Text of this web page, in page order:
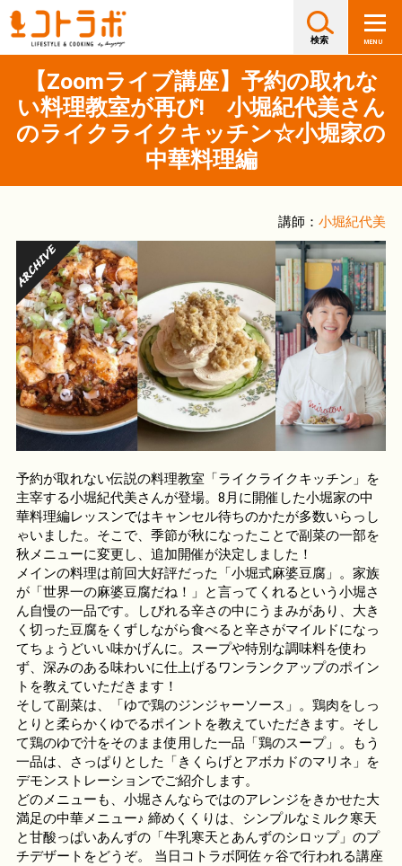
【Zoomライブ講座】予約の取れな
い料理教室が再び! 小堀紀代美さん
のライクライクキッチン☆小堀家の
中華料理編
講師：小堀紀代美
予約が取れない伝説の料理教室「ライクライクキッチン」を
主宰する小堀紀代美さんが登場。8月に開催した小堀家の中
華料理編レッスンではキャンセル待ちのかたが多数いらっし
ゃいました。そこで、季節が秋になったことで副菜の一部を
秋メニューに変更し、追加開催が決定しました！
メインの料理は前回大好評だった「小堀式麻婆豆腐」。家族
が「世界一の麻婆豆腐だね！」と言ってくれるという小堀さ
ん自慢の一品です。しびれる辛さの中にうまみがあり、大き
く切った豆腐をくずしながら食べると辛さがマイルドになっ
てちょうどいい味かげんに。スープや特別な調味料を使わ
ず、深みのある味わいに仕上げるワンランクアップのポイン
トを教えていただきます！
そして副菜は、「ゆで鶏のジンジャーソース」。鶏肉をしっ
とりと柔らかくゆでるポイントを教えていただきます。そし
て鶏のゆで汁をそのまま使用した一品「鶏のスープ」。もう
一品は、さっぱりとした「きくらげとアボカドのマリネ」を
デモンストレーションでご紹介します。
どのメニューも、小堀さんならではのアレンジをきかせた大
満足の中華メニュー♪ 締めくくりは、シンプルなミルク寒天
と甘酸っぱいあんずの「牛乳寒天とあんずのシロップ」のプ
チデザートをどうぞ。 当日コトラボ阿佐ヶ谷で行われる講座